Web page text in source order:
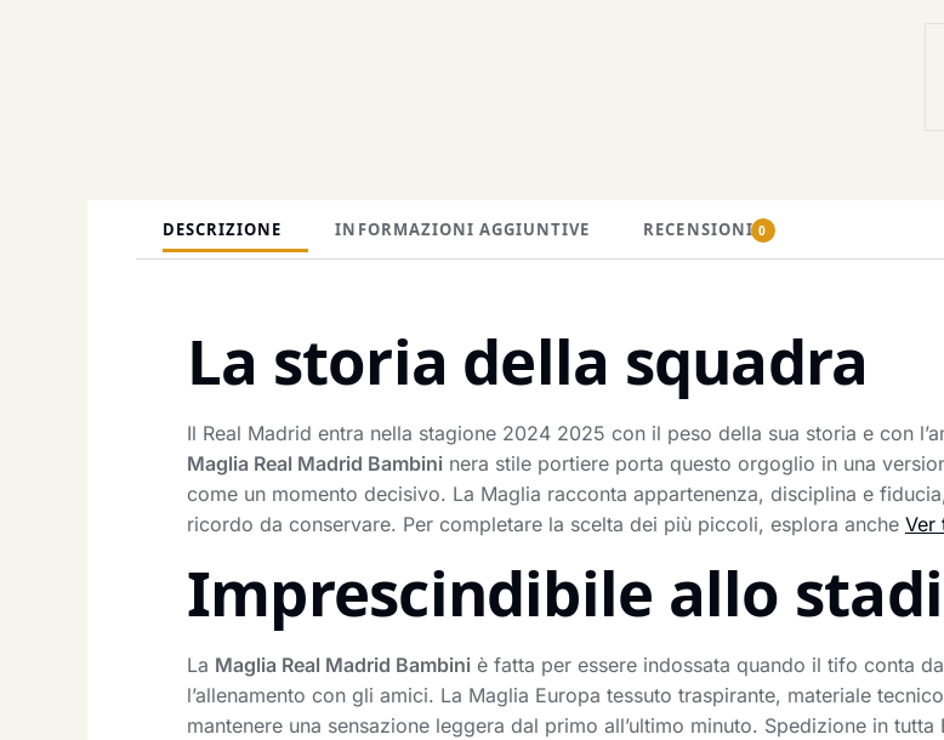
DESCRIZIONE INFORMAZIONI AGGIUNTIVE RECENSIONI 0
La storia della squadra
Il Real Madrid entra nella stagione 2024 2025 con il peso della sua storia e con
Maglia Real Madrid Bambininera stile portiere porta questo orgoglio in una
come un momento decisivo. La Maglia racconta appartenenza, disciplina e
ricordo da conservare. Per completare la scelta dei più piccoli, esplora anche Ver
Imprescindibile allo
La Maglia Real Madrid Bambiniè fatta per essere indossata quando il tifo conta
l’allenamento con gli amici. La Maglia Europa tessuto traspirante, materiale
mantenere una sensazione leggera dal primo all’ultimo minuto. Spedizione in